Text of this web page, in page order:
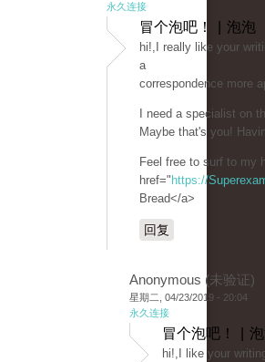
永久连接
冒个泡吧！ | 泡泡
hi!,I really like your
a
correspondence more
I need a specialist on
Maybe that's you!
Feel free to surf to my
href=" https://
Bread</a>
回复
Anonymous (未验证)
星期二, 04/23/2019 - 20:04
永久连接
冒个泡吧！ |
hi!,I like your